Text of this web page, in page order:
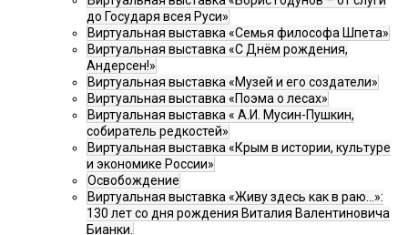
до Государя всея Руси»
Виртуальная выставка «Семья философа Шпета»
Виртуальная выставка «С Днём рождения,
Андерсен!»
Виртуальная выставка «Музей и его создатели»
Виртуальная выставка «Поэма о лесах»
Виртуальная выставка « А.И. Мусин-Пушкин,
собиратель редкостей»
Виртуальная выставка «Крым в истории, культуре
и экономике России»
Освобождение
Виртуальная выставка «Живу здесь как в раю…»:
130 лет со дня рождения Виталия Валентиновича
Бианки.